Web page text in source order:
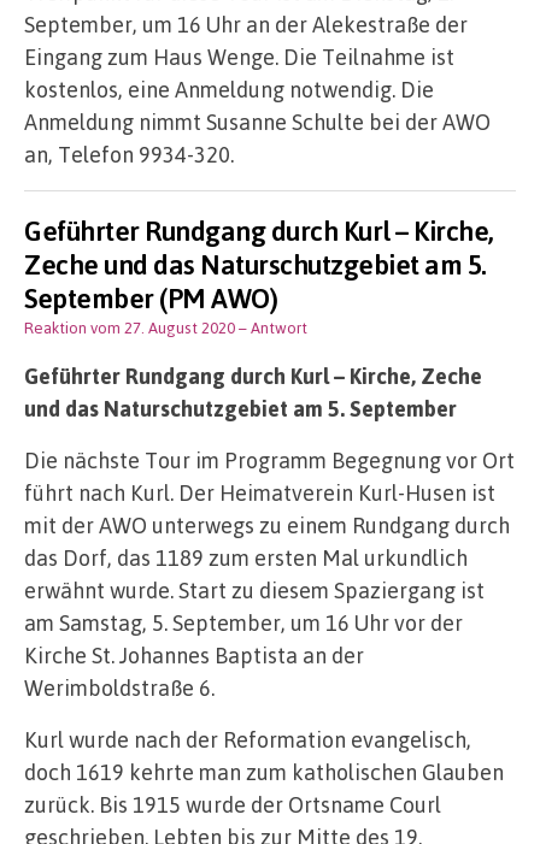
September, um 16 Uhr an der Alekestraße der
Eingang zum Haus Wenge. Die Teilnahme ist
kostenlos, eine Anmeldung notwendig. Die
Anmeldung nimmt Susanne Schulte bei der AWO
an, Telefon 9934-320.
Geführter Rundgang durch Kurl – Kirche,
Zeche und das Naturschutzgebiet am 5.
September (PM AWO)
Reaktion vom 27. August 2020– Antwort
Geführter Rundgang durch Kurl – Kirche, Zeche
und das Naturschutzgebiet am 5. September
Die nächste Tour im Programm Begegnung vor Ort
führt nach Kurl. Der Heimatverein Kurl-Husen ist
mit der AWO unterwegs zu einem Rundgang durch
das Dorf, das 1189 zum ersten Mal urkundlich
erwähnt wurde. Start zu diesem Spaziergang ist
am Samstag, 5. September, um 16 Uhr vor der
Kirche St. Johannes Baptista an der
Werimboldstraße 6.
Kurl wurde nach der Reformation evangelisch,
doch 1619 kehrte man zum katholischen Glauben
zurück. Bis 1915 wurde der Ortsname Courl
geschrieben. Lebten bis zur Mitte des 19.